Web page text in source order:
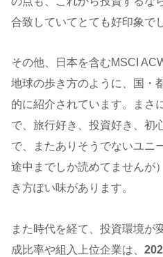
合致していてとても好印象で
その他、日本を含むMSCI
地球の歩き方のように、国・
的に紹介されています。まさ
で、旅行好き、投資好き、初
で、またありそうでないユニ
途中までしか読めてませんが
き方ぽい味があります。
また時代を経て、投資環境が
成比率や組入上位企業は、